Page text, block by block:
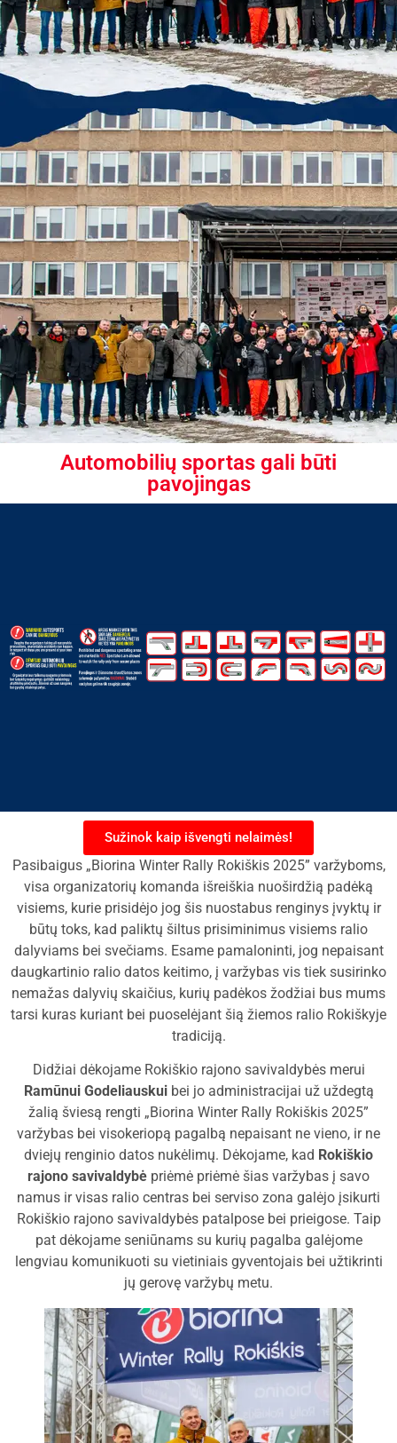
Automobilių sportas gali būti
pavojingas
Sužinok kaip išvengti nelaimės!
Pasibaigus „Biorina Winter Rally Rokiškis 2025” varžyboms,
visa organizatorių komanda išreiškia nuoširdžią padėką
visiems, kurie prisidėjo jog šis nuostabus renginys įvyktų ir
būtų toks, kad paliktų šiltus prisiminimus visiems ralio
dalyviams bei svečiams. Esame pamaloninti, jog nepaisant
daugkartinio ralio datos keitimo, į varžybas vis tiek susirinko
nemažas dalyvių skaičius, kurių padėkos žodžiai bus mums
tarsi kuras kuriant bei puoselėjant šią žiemos ralio Rokiškyje
tradiciją.
Didžiai dėkojame Rokiškio rajono savivaldybės merui
Ramūnui Godeliauskuibei jo administracijai už uždegtą
žalią šviesą rengti „Biorina Winter Rally Rokiškis 2025”
varžybas bei visokeriopą pagalbą nepaisant ne vieno, ir ne
dviejų renginio datos nukėlimų. Dėkojame, kad Rokiškio
rajono savivaldybė priėmė priėmė šias varžybas į savo
namus ir visas ralio centras bei serviso zona galėjo įsikurti
Rokiškio rajono savivaldybės patalpose bei prieigose. Taip
pat dėkojame seniūnams su kurių pagalba galėjome
lengviau komunikuoti su vietiniais gyventojais bei užtikrinti
jų gerovę varžybų metu.